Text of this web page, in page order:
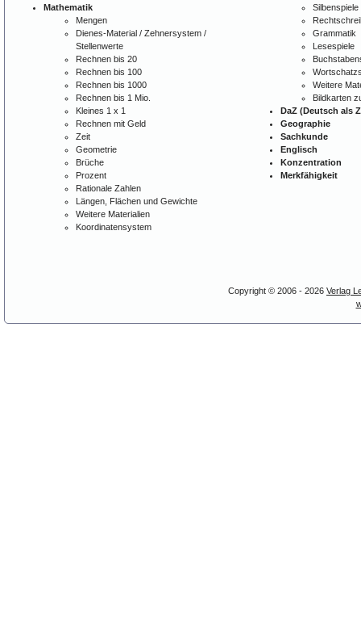
Mathematik
Mengen
Dienes-Material / Zehnersystem /
Stellenwerte
Rechnen bis 20
Rechnen bis 100
Rechnen bis 1000
Rechnen bis 1 Mio.
Kleines 1 x 1
Rechnen mit Geld
Zeit
Geometrie
Brüche
Prozent
Rationale Zahlen
Längen, Flächen und Gewichte
Weitere Materialien
Koordinatensystem
Silbenspiele
Grammatik
Lesespiele
Weitere
Bildkarten
DaZ (Deutsch als
Geographie
Sachkunde
Englisch
Konzentration
Merkfähigkeit
Copyright © 2006 - 2026 Verlag